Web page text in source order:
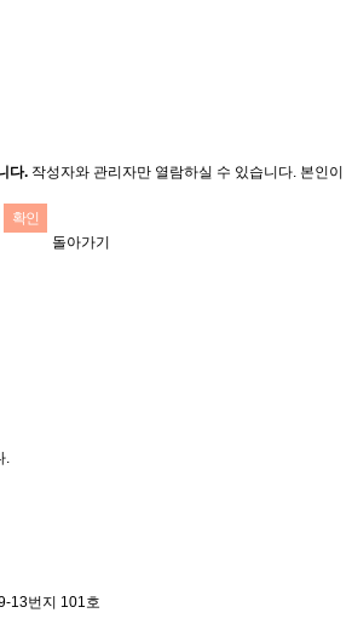
다. 작성자와 관리자만 열람하실 수 있습니다. 본인이
돌아가기
.
13번지 101호